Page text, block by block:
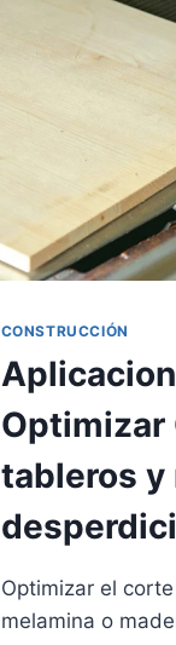
CÓMO
FUNCIONA
E
CONSTRUCCIÓN
Optimizar
tableros y
Optimizar el
melamina o